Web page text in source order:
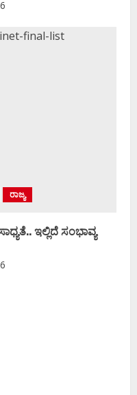
ರಾಜ್ಯ
ಇಲ್ಲಿದೆ ಸಂಭಾವ್ಯ